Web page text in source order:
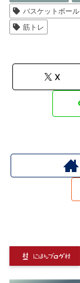
バスケットボール
筋トレ
X